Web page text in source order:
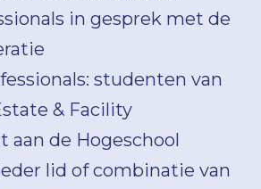
in gesprek met de
studenten van
& Facility
aan de Hogeschool
lid of combinatie van